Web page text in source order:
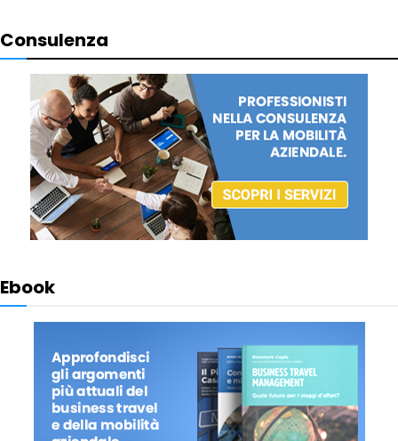
Consulenza
Ebook